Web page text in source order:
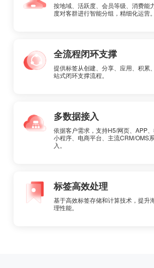
按地域、活跃度、会员等级、消费能
度对客群进行智能分组，精细化运营。
全流程闭环支撑
提供标签从创建、分享、应用、积累
站式闭环支撑流程。
多数据接入
依据客户需求，支持H5/网页、APP、
小程序、电商平台、主流CRM/OMS
入。
标签高效处理
基于高效标签存储和计算技术，提升
理性能。